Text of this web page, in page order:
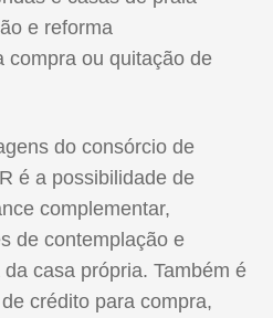
e reforma
compra ou quitação de
do consórcio de
é a possibilidade de
complementar,
de contemplação e
casa própria. Também é
crédito para compra,